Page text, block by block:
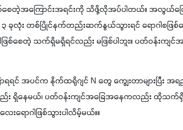
ြစ်စေတဲ့အကြောင်းအရင်းကို သိဖို့လိုအပ်ပါတယ်။ အလွယ်ပြ
ခုလုံး တစ်ပြိုင်နက်တည်းဆက်နွယ်သွားရင် ရောဂါစဖြစ်တ
ဖြစ်စေတဲ့ သက်ရှိမရှိရင်လည်း မဖြစ်ပါဘူး။ ပတ်ဝန်းကျ
ာရရင် အပင်က နိုက်ထရိုဂျင် N တွေ ကျွေးတာများပြီး
င်အ‌ခြေအနေကလည်း ထိုသက်ရှိကြိုက်တဲ့အနေအထား ပူအိုက်စိုစွတ်နေမယ်ဆိုရင်တော့
းရောဂါဖြစ်သွားပါလိမ့်မယ်။။